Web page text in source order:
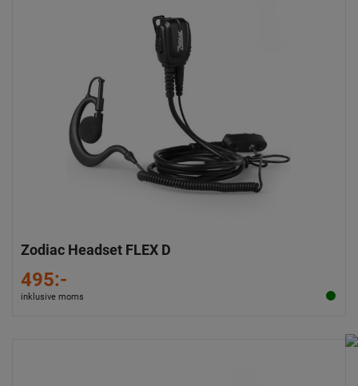
Zodiac Headset FLEX D
495:-
inklusive moms